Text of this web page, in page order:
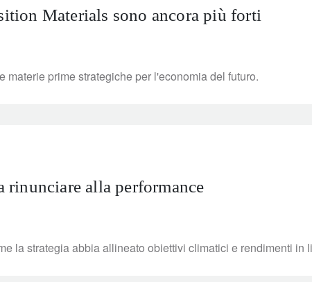
Materials sono ancora più forti
prime strategiche per l'economia del futuro.
rinunciare alla performance
la strategia abbia allineato obiettivi climatici e rendimenti in